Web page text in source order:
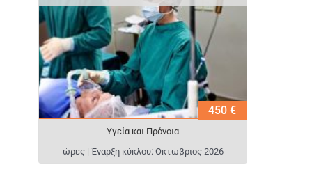
450 €
Υγεία και Πρόνοια
ώρες | Έναρξη κύκλου: Οκτώβριος 2026